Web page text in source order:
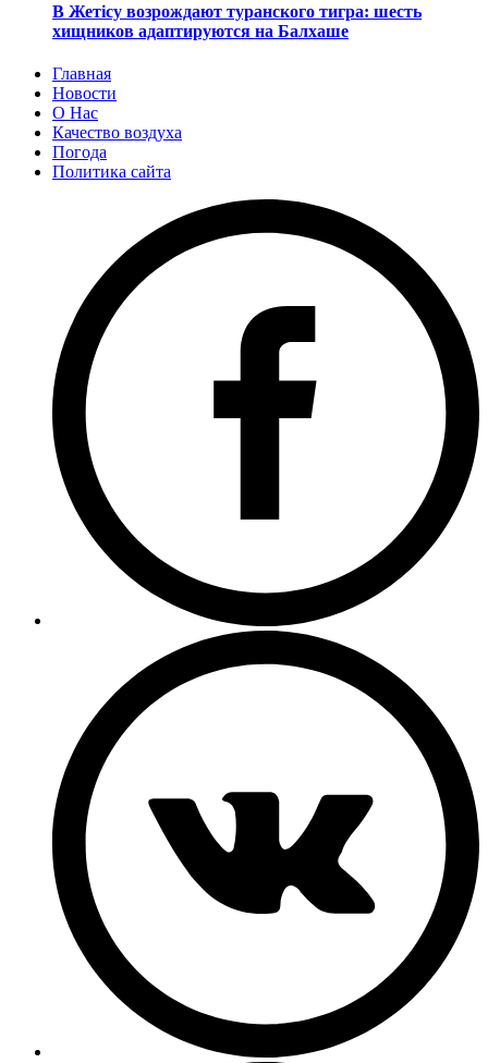
В Жетісу возрождают туранского тигра: шесть
хищников адаптируются на Балхаше
Главная
Новости
О Нас
Качество воздуха
Погода
Политика сайта